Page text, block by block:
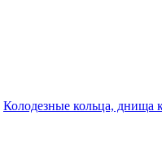
Колодезные кольца,